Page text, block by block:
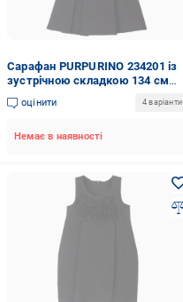
Сарафан PURPURINO 234201 із
зустрічною складкою 134 см
Чорний (234201/134)
оцінити 4 варіанти
Немає в наявності